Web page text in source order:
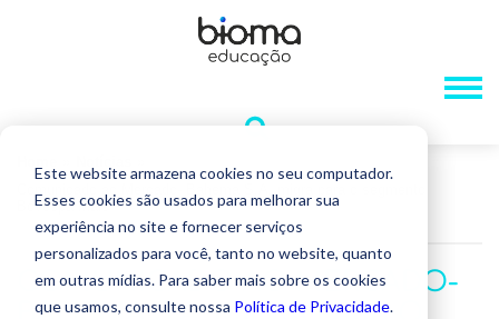
Este website armazena cookies no seu computador.
Esses cookies são usados ​​para melhorar sua
experiência no site e fornecer serviços
personalizados para você, tanto no website, quanto
em outras mídias. Para saber mais sobre os cookies
que usamos, consulte nossa Política de Privacidade.
Bovespa Mais
COMUNICADO AO MERCADO-